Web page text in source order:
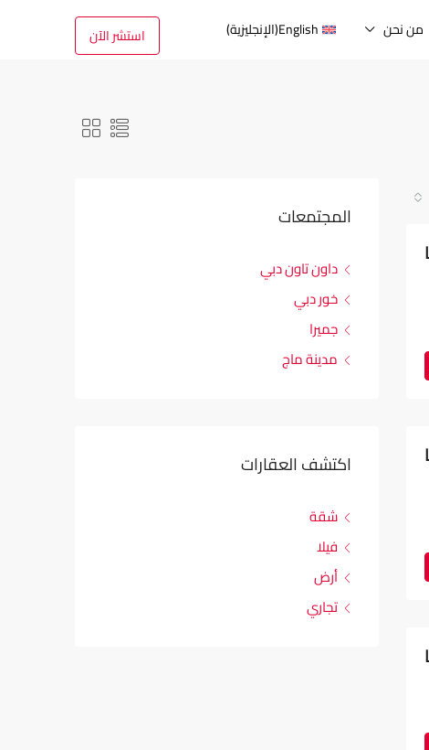
من نحن English
(الإنجليزية) استشر الآن
المجتمعات
داون تاون دبي
خور دبي
جميرا
مدينة ماج
اكتشف العقارات
شقة
فيلا
أرض
تجاري